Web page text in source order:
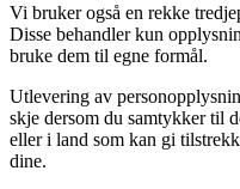
Vi bruker også en rekke
Disse behandler kun
bruke dem til egne formål.
Utlevering av
skje dersom du samtykker til
eller i land som kan gi
dine.